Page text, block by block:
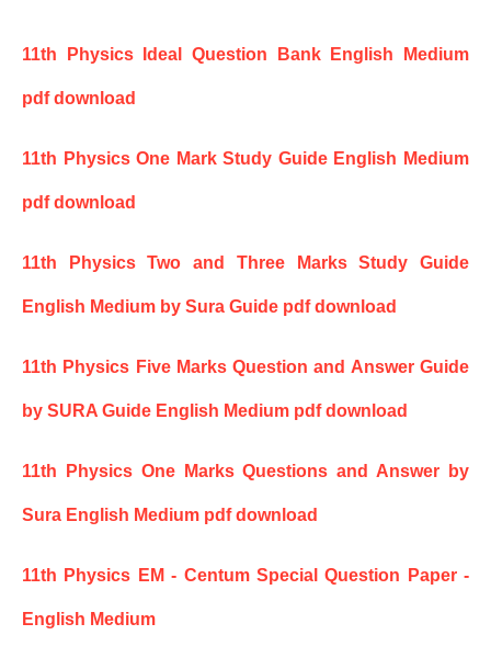
11th Physics Ideal Question Bank English Medium
pdf download
11th Physics One Mark Study Guide English Medium
pdf download
11th Physics Two and Three Marks Study Guide
English Medium by Sura Guide pdf download
11th Physics Five Marks Question and Answer Guide
by SURA Guide English Medium pdf download
11th Physics One Marks Questions and Answer by
Sura English Medium pdf download
11th Physics EM - Centum Special Question Paper -
English Medium